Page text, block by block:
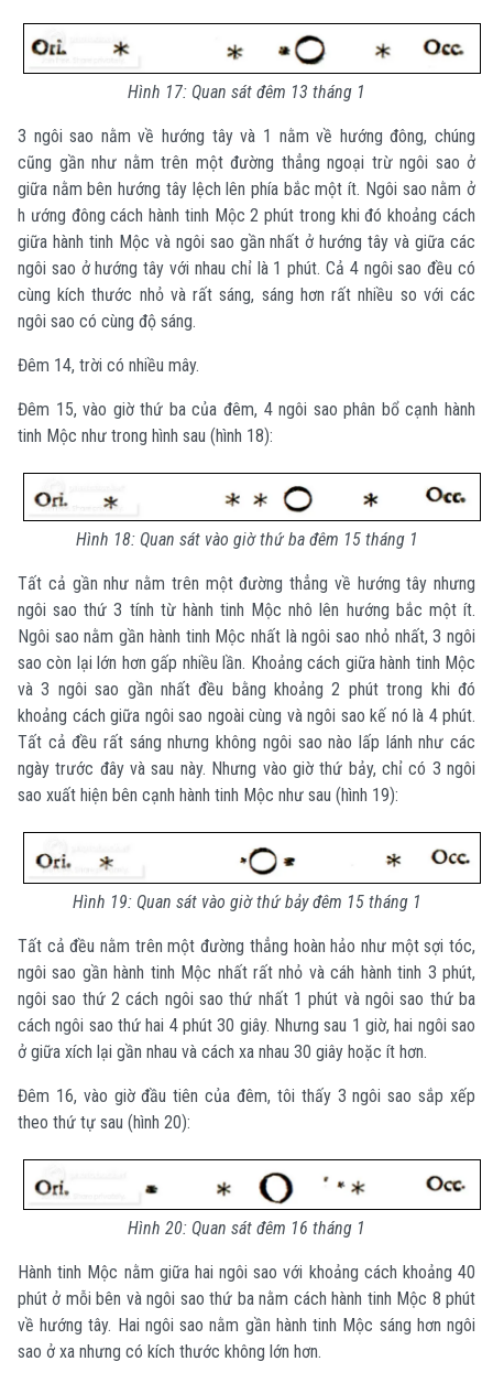
Hình 17: Quan sát đêm 13 tháng 1
3 ngôi sao nằm về hướng tây và 1 nằm về hướng đông, chúng
cũng gần như nằm trên một đường thẳng ngoại trừ ngôi sao ở
giữa nằm bên hướng tây lệch lên phía bắc một ít. Ngôi sao nằm ở
h ướng đông cách hành tinh Mộc 2 phút trong khi đó khoảng cách
giữa hành tinh Mộc và ngôi sao gần nhất ở hướng tây và giữa các
ngôi sao ở hướng tây với nhau chỉ là 1 phút. Cả 4 ngôi sao đều có
cùng kích thước nhỏ và rất sáng, sáng hơn rất nhiều so với các
ngôi sao có cùng độ sáng.
Đêm 14, trời có nhiều mây.
Đêm 15, vào giờ thứ ba của đêm, 4 ngôi sao phân bổ cạnh hành
tinh Mộc như trong hình sau (hình 18):
Hình 18: Quan sát vào giờ thứ ba đêm 15 tháng 1
Tất cả gần như nằm trên một đường thẳng về hướng tây nhưng
ngôi sao thứ 3 tính từ hành tinh Mộc nhô lên hướng bắc một ít.
Ngôi sao nằm gần hành tinh Mộc nhất là ngôi sao nhỏ nhất, 3 ngôi
sao còn lại lớn hơn gấp nhiều lần. Khoảng cách giữa hành tinh Mộc
và 3 ngôi sao gần nhất đều bằng khoảng 2 phút trong khi đó
khoảng cách giữa ngôi sao ngoài cùng và ngôi sao kế nó là 4 phút.
Tất cả đều rất sáng nhưng không ngôi sao nào lấp lánh như các
ngày trước đây và sau này. Nhưng vào giờ thứ bảy, chỉ có 3 ngôi
sao xuất hiện bên cạnh hành tinh Mộc như sau (hình 19):
Hình 19: Quan sát vào giờ thứ bảy đêm 15 tháng 1
Tất cả đều nằm trên một đường thẳng hoàn hảo như một sợi tóc,
ngôi sao gần hành tinh Mộc nhất rất nhỏ và cáh hành tinh 3 phút,
ngôi sao thứ 2 cách ngôi sao thứ nhất 1 phút và ngôi sao thứ ba
cách ngôi sao thứ hai 4 phút 30 giây. Nhưng sau 1 giờ, hai ngôi sao
ở giữa xích lại gần nhau và cách xa nhau 30 giây hoặc ít hơn.
Đêm 16, vào giờ đầu tiên của đêm, tôi thấy 3 ngôi sao sắp xếp
theo thứ tự sau (hình 20):
Hình 20: Quan sát đêm 16 tháng 1
Hành tinh Mộc nằm giữa hai ngôi sao với khoảng cách khoảng 40
phút ở mỗi bên và ngôi sao thứ ba nằm cách hành tinh Mộc 8 phút
về hướng tây. Hai ngôi sao nằm gần hành tinh Mộc sáng hơn ngôi
sao ở xa nhưng có kích thước không lớn hơn.